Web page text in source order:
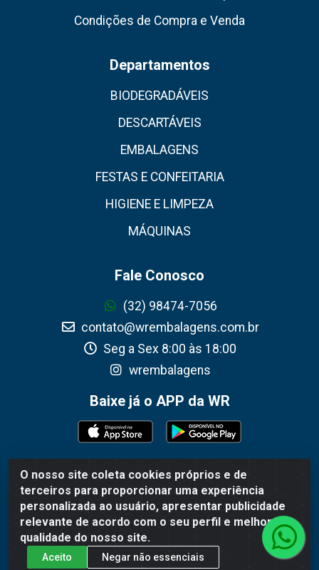
O nosso site coleta cookies próprios e de
terceiros para proporcionar uma experiência
personalizada ao usuário, apresentar publicidade
relevante de acordo com o seu perfil e melhorar a
qualidade do nosso site.
Aceito Negar não essenciais
Condições de Compra e Venda
Departamentos
BIODEGRADÁVEIS
DESCARTÁVEIS
EMBALAGENS
FESTAS E CONFEITARIA
HIGIENE E LIMPEZA
MÁQUINAS
Fale Conosco
(32) 98474-7056
contato@wrembalagens.com.br
Seg a Sex 8:00 às 18:00
wrembalagens
Baixe já o APP da WR
WR Embalagens - R. Cel. Teodoro Gomes de Araújo, 1360 -
Grogotó - Barbacena / MG - CEP 36202-628 - CNPJ
02.692.206/0001-55